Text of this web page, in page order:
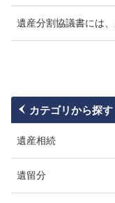
遺産分割協議書には
カテゴリから探す
遺産相続
遺留分